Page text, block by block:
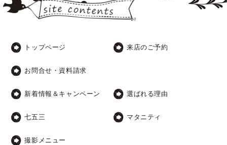
トップページ 来店のご予約
お問合せ・資料請求
新着情報＆キャンペーン 選ばれる理由
七五三 マタニティ
撮影メニュー